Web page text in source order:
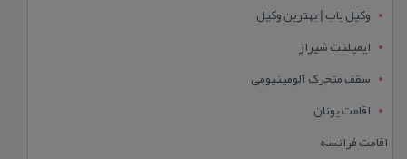
وکیل یاب | بهترین وکیل
ایمپلنت شیراز
سقف متحرک آلومینیومی
اقامت یونان
اقامت فرانسه